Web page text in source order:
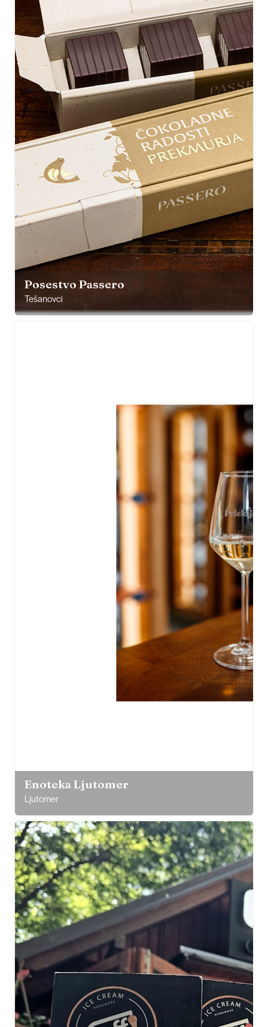
Posestvo Passero
Tešanovci
Enoteka Ljutomer
Ljutomer